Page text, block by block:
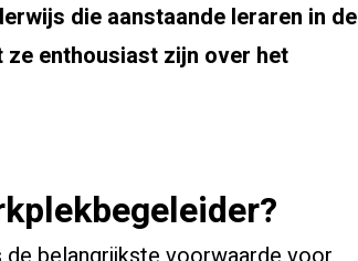
die aanstaande leraren in de
enthousiast zijn over het